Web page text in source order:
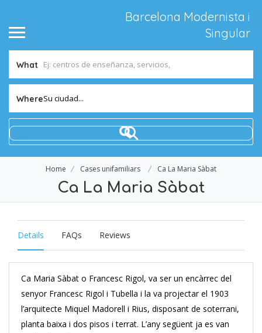
Barcelona Modernista i
Singular
What
WhereSu ciudad...
Home Cases unifamiliars Ca La Maria Sàbat
Ca La Maria Sàbat
Details FAQs Reviews
Ca Maria Sàbat o Francesc Rigol, va ser un encàrrec del
senyor Francesc Rigol i Tubella i la va projectar el 1903
l’arquitecte Miquel Madorell i Rius, disposant de soterrani,
planta baixa i dos pisos i terrat. L’any següent ja es van